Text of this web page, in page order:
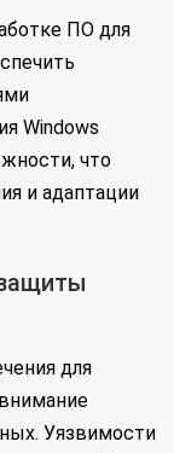
ПО для
Windows
что
и адаптации
для
Уязвимости